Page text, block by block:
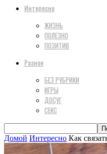
Интересно
ЖИЗНЬ
ПОЛЕЗНО
ПОЗИТИВ
Разное
БЕЗ РУБРИКИ
ИГРЫ
ДОСУГ
СЕКС
Домой Интересно Как